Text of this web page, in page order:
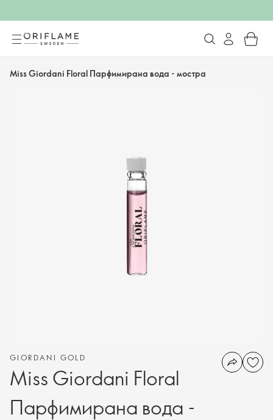
Miss Giordani Floral Парфимирана вода - мостра
GIORDANI GOLD
Miss Giordani Floral
Парфимирана вода -